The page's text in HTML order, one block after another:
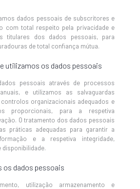
dados pessoais de subscritores e
com total respeito pela privacidade e
titulares dos dados pessoais, para
de total confiança mútua.
utilizamos os dados pessoais
pessoais através de processos
e utilizamos as salvaguardas
organizacionais adequados e
proporcionais, para a respetiva
O tratamento dos dados pessoais
práticas adequadas para garantir a
e a respetiva integridade,
disponibilidade.
os dados pessoais
utilização armazenamento e